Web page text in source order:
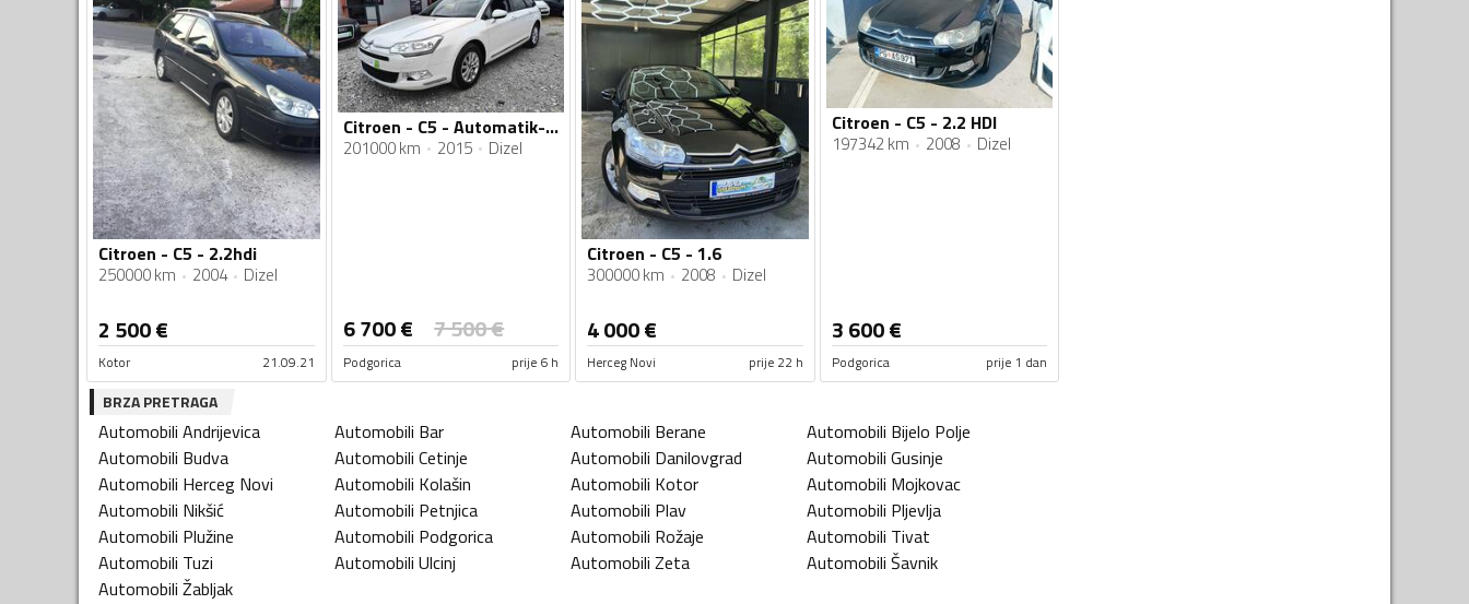
Citroen - C5 - 2.2hdi
250000 km 2004 Dizel
2 500€
Kotor 21.09.21
Citroen - C5 - Automatik-1.6HDI
201000 km 2015 Dizel
6 700€ 7 500€
Podgorica prije 6 h
Citroen - C5 - 1.6
300000 km 2008 Dizel
4 000€
Herceg Novi prije 22 h
Citroen - C5 - 2.2 HDI
197342 km 2008 Dizel
3 600€
Podgorica prije 1 dan
BRZA PRETRAGA
Automobili Andrijevica Automobili Bar Automobili Berane Automobili Bijelo Polje
Automobili Budva Automobili Cetinje Automobili Danilovgrad Automobili Gusinje
Automobili Herceg Novi Automobili Kolašin Automobili Kotor Automobili Mojkovac
Automobili Nikšić Automobili Petnjica Automobili Plav Automobili Pljevlja
Automobili Plužine Automobili Podgorica Automobili Rožaje Automobili Tivat
Automobili Tuzi Automobili Ulcinj Automobili Zeta Automobili Šavnik
Automobili Žabljak